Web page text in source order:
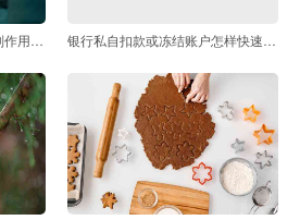
绿瘦减肥药的成分安全性和副作用有哪些 银行私自扣款或冻结账户怎样快速追回资金